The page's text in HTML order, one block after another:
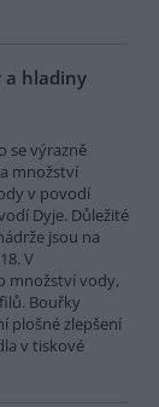
a hladiny
se výrazně
množství
v povodí
Dyje. Důležité
jsou na
V
množství vody,
Bouřky
plošné zlepšení
v tiskové